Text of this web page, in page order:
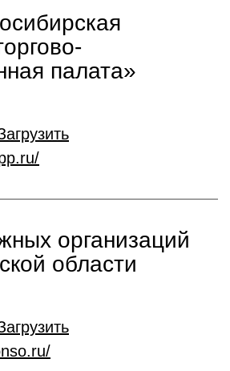
палата»
организаций
области